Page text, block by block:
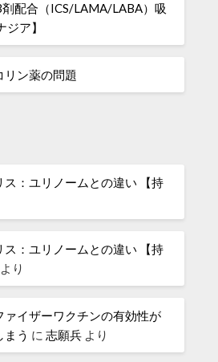
剤配合（ICS/LAMA/LABA）吸
ジア】
リン薬の問題
ス：ユリノームとの違い 【持
ス：ユリノームとの違い 【持
より
ァイザーワクチンの有効性が
う に志願兵 より